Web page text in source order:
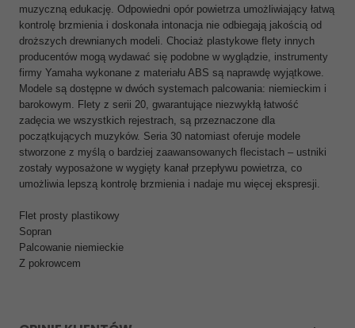
muzyczną edukację. Odpowiedni opór powietrza umożliwiający łatwą
kontrolę brzmienia i doskonała intonacja nie odbiegają jakością od
droższych drewnianych modeli. Chociaż plastykowe flety innych
producentów mogą wydawać się podobne w wyglądzie, instrumenty
firmy Yamaha wykonane z materiału ABS są naprawdę wyjątkowe.
Modele są dostępne w dwóch systemach palcowania: niemieckim i
barokowym. Flety z serii 20, gwarantujące niezwykłą łatwość
zadęcia we wszystkich rejestrach, są przeznaczone dla
początkujących muzyków. Seria 30 natomiast oferuje modele
stworzone z myślą o bardziej zaawansowanych flecistach – ustniki
zostały wyposażone w wygięty kanał przepływu powietrza, co
umożliwia lepszą kontrolę brzmienia i nadaje mu więcej ekspresji.
Flet prosty plastikowy
Sopran
Palcowanie niemieckie
Z pokrowcem